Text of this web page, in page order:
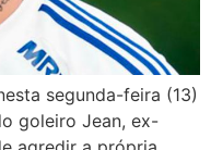
segunda-feira (13)
goleiro Jean, ex-